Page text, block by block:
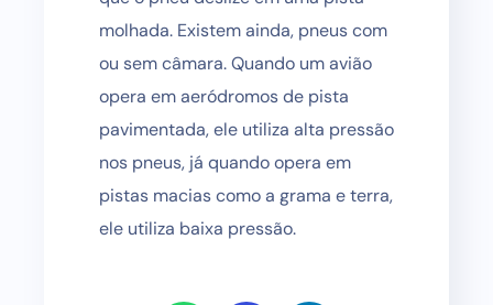
molhada. Existem ainda, pneus com
ou sem câmara. Quando um avião
opera em aeródromos de pista
pavimentada, ele utiliza alta pressão
nos pneus, já quando opera em
pistas macias como a grama e terra,
ele utiliza baixa pressão.